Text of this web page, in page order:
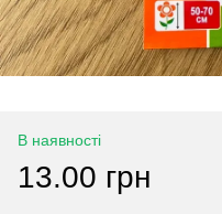
В наявності
13.00 грн